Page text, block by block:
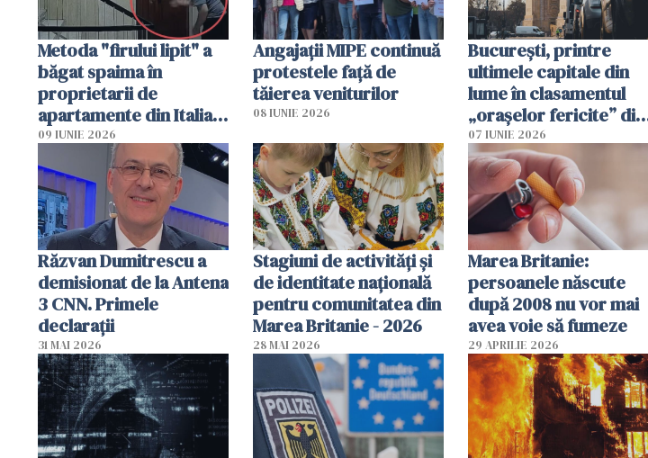
Metoda "firului lipit" a
băgat spaima în
proprietarii de
apartamente din Italia.
Poliția, sesizată
09 IUNIE 2026
Angajaţii MIPE continuă
protestele faţă de
tăierea veniturilor
08 IUNIE 2026
București, printre
ultimele capitale din
lume în clasamentul
„orașelor fericite” din
2026
07 IUNIE 2026
Răzvan Dumitrescu a
demisionat de la Antena
3 CNN. Primele
declarații
31 MAI 2026
Stagiuni de activități și
de identitate națională
pentru comunitatea din
Marea Britanie - 2026
28 MAI 2026
Marea Britanie:
persoanele născute
după 2008 nu vor mai
avea voie să fumeze
29 APRILIE 2026